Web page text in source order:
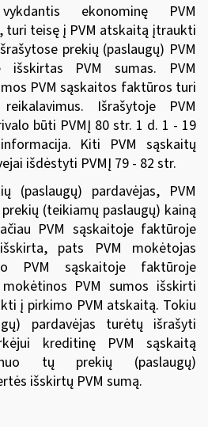
ekonominę PVM
turi teisę į PVM atskaitą įtraukti
prekių (paslaugų) PVM
išskirtas PVM sumas. PVM
PVM sąskaitos faktūros turi
Išrašytoje PVM
būti PVMĮ 80 str. 1 d. 1 - 19
Kiti PVM sąskaitų
išdėstyti PVMĮ 79 - 82 str.
(paslaugų) pardavėjas, PVM
(teikiamų paslaugų) kainą
PVM sąskaitoje faktūroje
pats PVM mokėtojas
PVM sąskaitoje faktūroje
PVM sumos išskirti
į pirkimo PVM atskaitą. Tokiu
pardavėjas turėtų išrašyti
kreditinę PVM sąskaitą
tų prekių (paslaugų)
išskirtų PVM sumą.